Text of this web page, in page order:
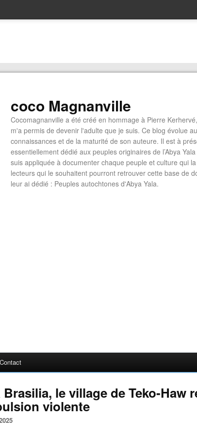
coco Magnanville
Cocomagnanville a été créé en hommage à Pierre
m'a permis de devenir l'adulte que je suis. Ce blog évolue
connaissances et de la maturité de son auteure. Il est à
essentiellement dédié aux peuples originaires de l’Abya
suis appliquée à documenter chaque peuple et culture qui
lecteurs qui le souhaitent pourront retrouver cette base de
leur ai dédié : Peuples autochtones d'Abya Yala.
Contact
le village de Teko-Haw
violente